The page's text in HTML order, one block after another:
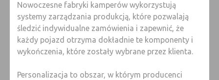
Nowoczesne fabryki kamperów wykorzystują
systemy zarządzania produkcją, które pozwalają
śledzić indywidualne zamówienia i zapewnić, że
każdy pojazd otrzyma dokładnie te komponenty i
wykończenia, które zostały wybrane przez klienta.
Personalizacja to obszar, w którym producenci